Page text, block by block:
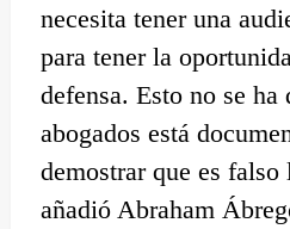
necesita tener una
para tener la
defensa. Esto no se
abogados está
demostrar que es falso
añadió Abraham